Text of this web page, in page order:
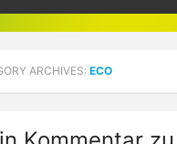
ARCHIVES: ECO